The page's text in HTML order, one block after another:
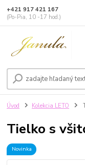
+421 917 421 167
(Po-Pia, 10 -17 hod.)
Úvod Kolekcia LETO
Tielko s
Novinka